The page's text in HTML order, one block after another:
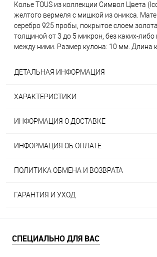
Колье TOUS из коллекции Символ Цвета
желтого вермеля с мишкой из оникса.
серебро 925 пробы, покрытое слоем
толщиной от 3 до 5 микрон, без каких-
между ними. Размер кулона: 10 мм. Длина
ДЕТАЛЬНАЯ ИНФОРМАЦИЯ
ХАРАКТЕРИСТИКИ
ИНФОРМАЦИЯ О ДОСТАВКЕ
ИНФОРМАЦИЯ ОБ ОПЛАТЕ
ПОЛИТИКА ОБМЕНА И ВОЗВРАТА
ГАРАНТИЯ И УХОД
СПЕЦИАЛЬНО ДЛЯ ВАС